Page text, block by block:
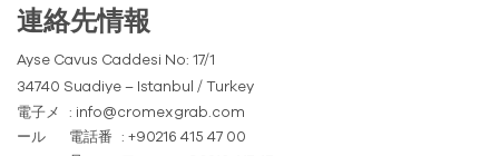
連絡先情報
Ayse Cavus Caddesi No: 17/1
34740 Suadiye – Istanbul / Turkey
電子メ
ール
: info@cromexgrab.com
電話番
: +90216 415 47 00